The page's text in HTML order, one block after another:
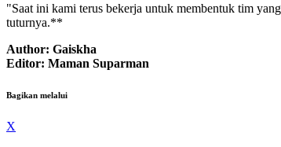
"Saat ini kami terus bekerja untuk membentuk tim
tuturnya.**
Author: Gaiskha
Editor: Maman Suparman
Bagikan melalui
X